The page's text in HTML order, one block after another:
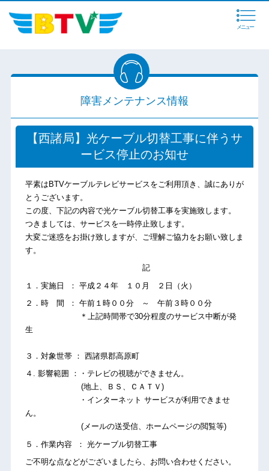
メニュー
障害メンテナンス情報
【西諸局】光ケーブル切替工事に伴うサ
ービス停止のお知せ
平素はBTVケーブルテレビサービスをご利用頂き、誠にありが
とうございます。
この度、下記の内容で光ケーブル切替工事を実施致します。
つきましては、サービスを一時停止致します。
大変ご迷惑をお掛け致しますが、ご理解ご協力をお願い致しま
す。
記
１．実施日 ： 平成２４年 １０月 ２日（火）
２．時 間 ： 午前１時００分 ～ 午前３時００分
＊上記時間帯で30分程度のサービス中断が発
生
３．対象世帯 ： 西諸県郡高原町
４. 影響範囲 ：・テレビの視聴ができません。
(地上、ＢＳ、ＣＡＴＶ)
・インターネット サービスが利用できませ
ん。
(メールの送受信、ホームページの閲覧等)
５．作業内容 ： 光ケーブル切替工事
ご不明な点などがございましたら、お問い合わせください。